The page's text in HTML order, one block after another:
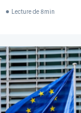
Lecture de 8min